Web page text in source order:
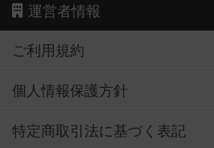
運営者情報
ご利用規約
個人情報保護方針
特定商取引法に基づく表記